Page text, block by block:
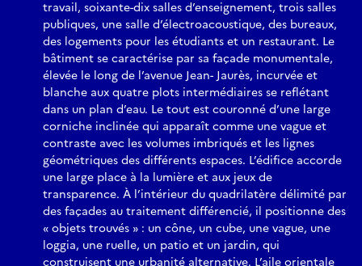
travail, soixante-dix salles d’enseignement, trois salles
publiques, une salle d’électroacoustique, des bureaux,
des logements pour les étudiants et un restaurant. Le
bâtiment se caractérise par sa façade monumentale,
élevée le long de l’avenue Jean- Jaurès, incurvée et
blanche aux quatre plots intermédiaires se reflétant
dans un plan d’eau. Le tout est couronné d’une large
corniche inclinée qui apparaît comme une vague et
contraste avec les volumes imbriqués et les lignes
géométriques des différents espaces. L’édifice accorde
une large place à la lumière et aux jeux de
transparence. À l’intérieur du quadrilatère délimité par
des façades au traitement différencié, il positionne des
« objets trouvés » : un cône, un cube, une vague, une
loggia, une ruelle, un patio et un jardin, qui
construisent une urbanité alternative. L’aile orientale